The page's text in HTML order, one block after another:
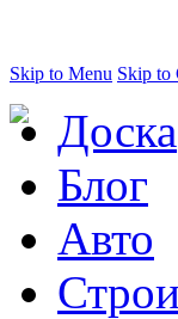
Skip to Menu Skip to
Доска
Блог
Авто